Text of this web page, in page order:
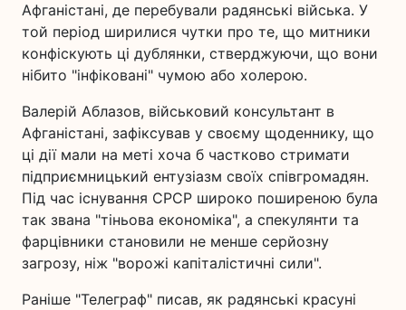
Афганістані, де перебували радянські війська. У
той період ширилися чутки про те, що митники
конфіскують ці дублянки, стверджуючи, що вони
нібито "інфіковані" чумою або холерою.
Валерій Аблазов, військовий консультант в
Афганістані, зафіксував у своєму щоденнику, що
ці дії мали на меті хоча б частково стримати
підприємницький ентузіазм своїх співгромадян.
Під час існування СРСР широко поширеною була
так звана "тіньова економіка", а спекулянти та
фарцівники становили не менше серйозну
загрозу, ніж "ворожі капіталістичні сили".
Раніше "Телеграф" писав, як радянські красуні